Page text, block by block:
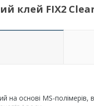
клей FIX2
на основі MS-полімерів,